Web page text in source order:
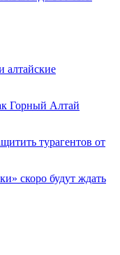
алтайские
Горный Алтай
турагентов от
скоро будут ждать